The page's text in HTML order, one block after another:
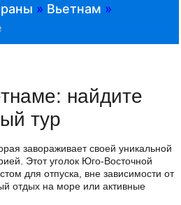
» Вьетнам »
найдите
тур
завораживает своей уникальной
Этот уголок Юго-Восточной
для отпуска, вне зависимости от
отдых на море или активные